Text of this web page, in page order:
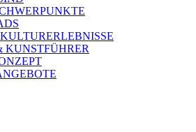
KUNSTFÜHRER